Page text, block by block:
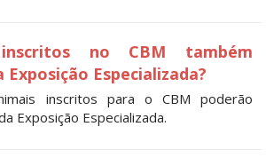
no CBM também
Especializada?
inscritos para o CBM poderão
Exposição Especializada.